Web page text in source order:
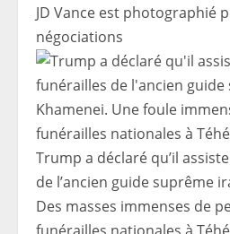
JD Vance est photographié
négociations
Trump a déclaré qu’il
de l’ancien guide suprême
Des masses immenses de